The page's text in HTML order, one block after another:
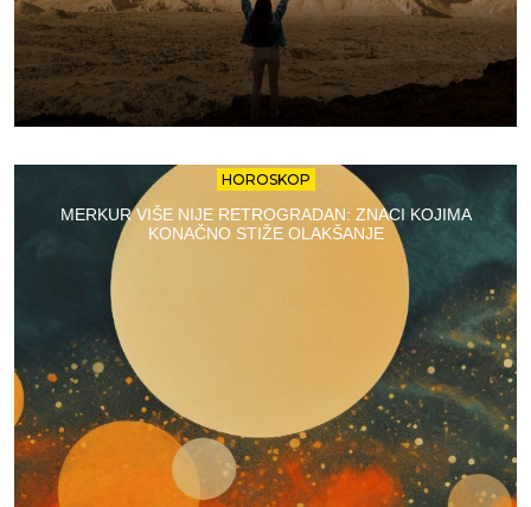
HOROSKOP
MERKUR VIŠE NIJE RETROGRADAN: ZNACI KOJIMA
KONAČNO STIŽE OLAKŠANJE